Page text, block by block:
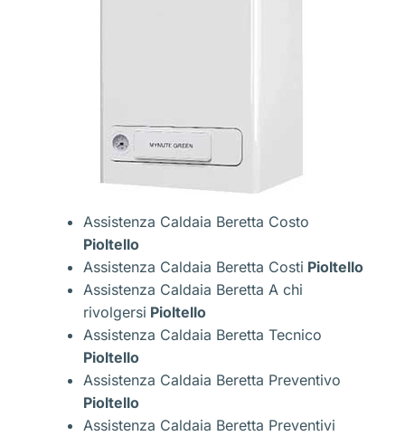
Assistenza Caldaia Beretta Costo
Pioltello
Assistenza Caldaia Beretta Costi Pioltello
Assistenza Caldaia Beretta A chi
rivolgersi Pioltello
Assistenza Caldaia Beretta Tecnico
Pioltello
Assistenza Caldaia Beretta Preventivo
Pioltello
Assistenza Caldaia Beretta Preventivi